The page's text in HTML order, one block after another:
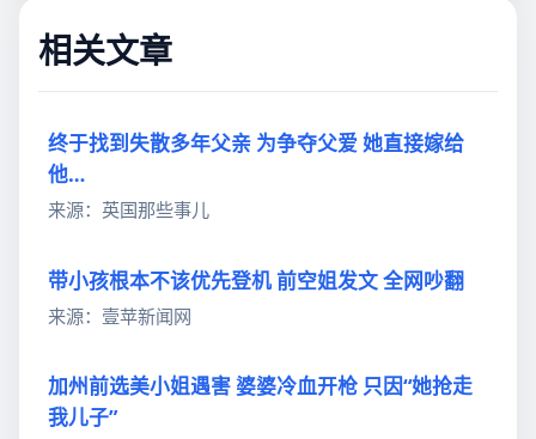
相关文章
终于找到失散多年父亲 为争夺父爱 她直接嫁给
他…
来源：英国那些事儿
带小孩根本不该优先登机 前空姐发文 全网吵翻
来源：壹苹新闻网
加州前选美小姐遇害 婆婆冷血开枪 只因“她抢走
我儿子”